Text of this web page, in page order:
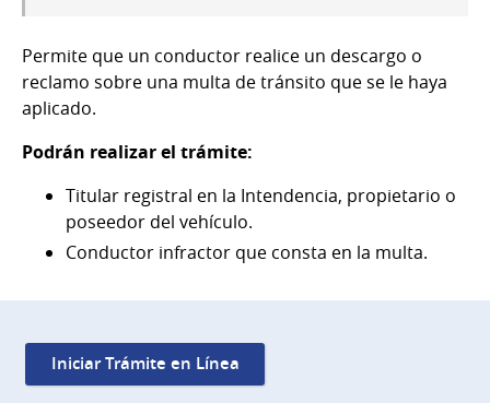
Permite que un conductor realice un descargo o
reclamo sobre una multa de tránsito que se le haya
aplicado.
Podrán realizar el trámite:
Titular registral en la Intendencia, propietario o
poseedor del vehículo.
Conductor infractor que consta en la multa.
Iniciar Trámite en Línea